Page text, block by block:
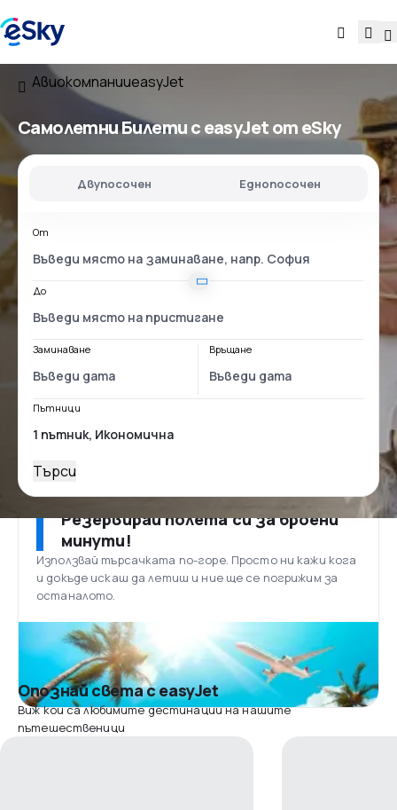
АвиокомпанииeasyJet
Самолетни Билети с easyJet от eSky
Двупосочен Еднопосочен
От
До
Заминаване Връщане
Пътници
Търси
Резервирай полета си за броени
минути!
Използвай търсачката по-горе. Просто ни кажи кога
и докъде искаш да летиш и ние ще се погрижим за
останалото.
Опознай света с easyJet
Виж кои са любимите дестинации на нашите
пътешественици